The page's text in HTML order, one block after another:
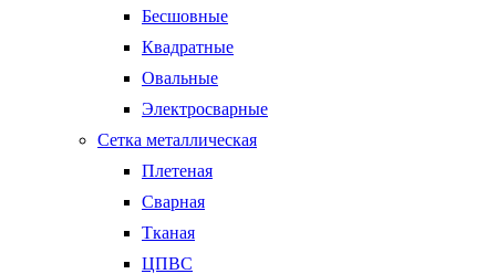
Бесшовные
Квадратные
Овальные
Электросварные
Сетка металлическая
Плетеная
Сварная
Тканая
ЦПВС